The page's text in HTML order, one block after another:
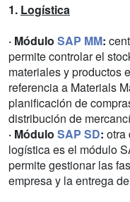
1. Logística
· Módulo SAP MM:
permite controlar el
materiales y productos
referencia a Materials
planificación de
distribución de
· Módulo SAP SD: otra
logística es el módulo
permite gestionar las
empresa y la entrega